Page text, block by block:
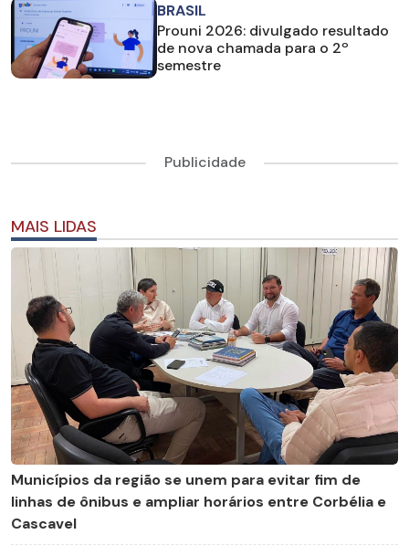
BRASIL
Prouni 2026: divulgado resultado
de nova chamada para o 2º
semestre
Publicidade
MAIS LIDAS
Municípios da região se unem para evitar fim de
linhas de ônibus e ampliar horários entre Corbélia e
Cascavel